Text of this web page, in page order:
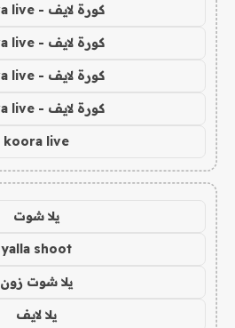
كورة لايف - koora live
كورة لايف - koora live
كورة لايف - koora live
كورة لايف - koora live
koora live
يلا شوت
yalla shoot
يلا شوت زون
يلا لايف